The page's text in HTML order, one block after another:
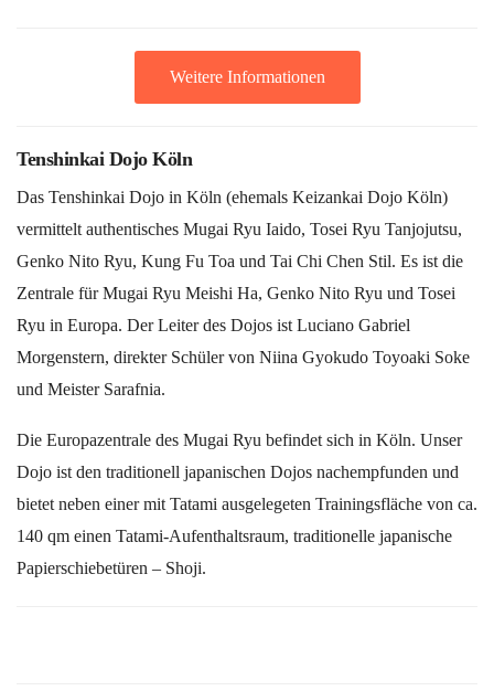
Weitere Informationen
Tenshinkai Dojo Köln
Das Tenshinkai Dojo in Köln (ehemals Keizankai Dojo Köln)
vermittelt authentisches Mugai Ryu Iaido, Tosei Ryu Tanjojutsu,
Genko Nito Ryu, Kung Fu Toa und Tai Chi Chen Stil. Es ist die
Zentrale für Mugai Ryu Meishi Ha, Genko Nito Ryu und Tosei
Ryu in Europa. Der Leiter des Dojos ist Luciano Gabriel
Morgenstern, direkter Schüler von Niina Gyokudo Toyoaki Soke
und Meister Sarafnia.
Die Europazentrale des Mugai Ryu befindet sich in Köln. Unser
Dojo ist den traditionell japanischen Dojos nachempfunden und
bietet neben einer mit Tatami ausgelegeten Trainingsfläche von ca.
140 qm einen Tatami-Aufenthaltsraum, traditionelle japanische
Papierschiebetüren – Shoji.